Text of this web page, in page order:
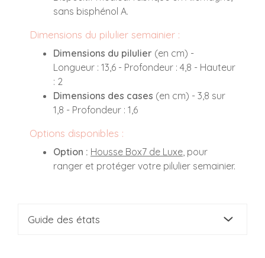
sans bisphénol A.
Dimensions du pilulier semainier :
Dimensions du pilulier (en cm) -
Longueur : 13,6 - Profondeur : 4,8 - Hauteur
: 2
Dimensions des cases (en cm) - 3,8 sur
1,8 - Profondeur : 1,6
Options disponibles :
Option : Housse Box7 de Luxe , pour
ranger et protéger votre pilulier semainier.
Guide des états